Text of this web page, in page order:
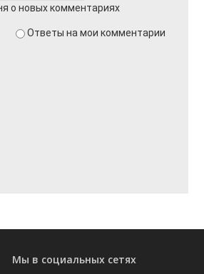
о новых комментариях
Ответы на мои комментарии
Мы в социальных сетях